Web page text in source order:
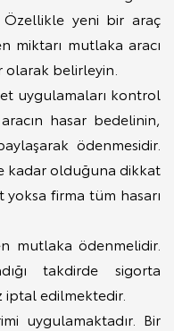
Özellikle yeni bir araç
miktarı mutlaka aracı
olarak belirleyin.
uygulamaları kontrol
hasar bedelinin,
ödenmesidir.
kadar olduğuna dikkat
firma tüm hasarı
mutlaka ödenmelidir.
takdirde sigorta
edilmektedir.
uygulamaktadır. Bir